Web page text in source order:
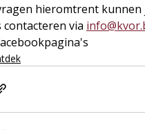
hieromtrent kunnen
contacteren via